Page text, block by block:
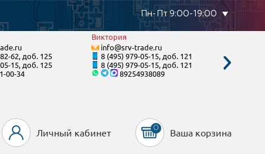
Пн-Пт 9:00-19:00
62, доб. 125
15, доб. 125
00-34
Виктория
info@srv-trade.ru
8 (495) 979-05-15, доб. 121
8 (495) 979-05-15, доб. 121
89254938089
Личный кабинет 0 Ваша корзина